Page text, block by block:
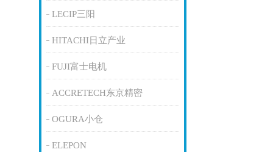
LECIP三阳
HITACHI日立产业
FUJI富士电机
ACCRETECH东京精密
OGURA小仓
ELEPON